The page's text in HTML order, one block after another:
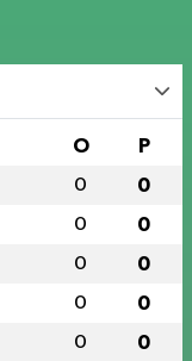
O P
0 0
0 0
0 0
0 0
0 0